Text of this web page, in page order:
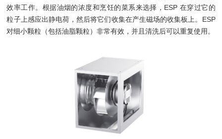
效率工作。根据油烟的浓度和烹饪的菜系来选择，ESP 在穿过它的
粒子上感应出静电荷，然后将它们收集在产生磁场的收集板上。ESP
对细小颗粒（包括油脂颗粒）非常有效，并且清洗后可以重复使用。